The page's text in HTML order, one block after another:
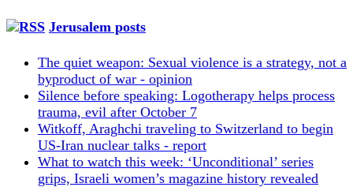
Jerusalem posts
The quiet weapon: Sexual violence is a strategy, not a
byproduct of war - opinion
Silence before speaking: Logotherapy helps process
trauma, evil after October 7
Witkoff, Araghchi traveling to Switzerland to begin
US-Iran nuclear talks - report
What to watch this week: ‘Unconditional’ series
grips, Israeli women’s magazine history revealed